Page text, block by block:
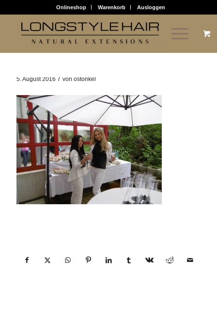
Onlineshop Warenkorb Ausloggen
5. August 2016 / von ostonkel